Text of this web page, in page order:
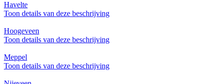
Havelte
Toon details van deze beschrijving
Hoogeveen
Toon details van deze beschrijving
Meppel
Toon details van deze beschrijving